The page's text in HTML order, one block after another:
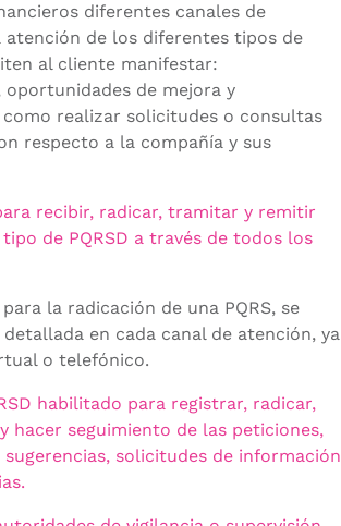
diferentes canales de
atención de los diferentes tipos de
al cliente manifestar:
oportunidades de mejora y
realizar solicitudes o consultas
respecto a la compañía y sus
recibir, radicar, tramitar y remitir
de PQRSD a través de todos los
la radicación de una PQRS, se
en cada canal de atención, ya
o telefónico.
habilitado para registrar, radicar,
hacer seguimiento de las peticiones,
sugerencias, solicitudes de información